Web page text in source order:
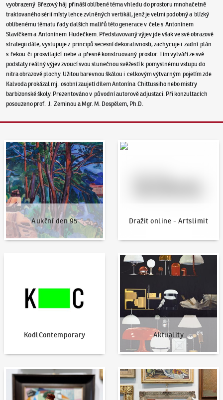
vyobrazený Březový háj přináší oblíbené téma vhledu do prostoru mnohačetně
traktovaného sérií místy lehce zvlněných vertikál, jenž je velmi podobný a blízký
oblíbenému tématu řady dalších malířů této generace v čele s Antonínem
Slavíčkem a Antonínem Hudečkem. Představovaný výjev jde však ve své obrazové
strategii dále, vystupuje z principů secesní dekorativnosti, zachycuje i zadní plán
s řekou či prosvítající nebe a přesně konstruovaný prostor. Tím vytváří ze své
podstaty reálný výjev zvoucí svou slunečnou svěžestí k pomyslnému vstupu do
nitra obrazové plochy. Užitou barevnou škálou i celkovým výtvarným pojetím zde
Kalvoda prokázal mj. osobní zaujetí dílem Antonína Chittussiho nebo mistry
barbizonské školy. Prezentováno v původní autorově adjustaci. Při konzultacích
posouzeno prof. J. Zeminou a Mgr. M. Dospělem, Ph.D.
Aukční den 95
Aukční den 95
Dražit online - Artslimit
Dražit online - Artslimit
KodlContemporary Aktuality
Aktuality
Jak dražit? Nabídnout dílo